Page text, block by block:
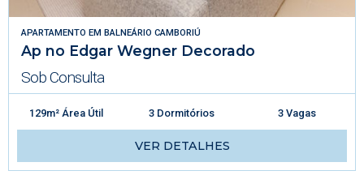
APARTAMENTO EM BALNEÁRIO CAMBORIÚ
Ap no Edgar Wegner Decorado
Sob Consulta
129m² Área Útil 3 Dormitórios 3 Vagas
VER DETALHES